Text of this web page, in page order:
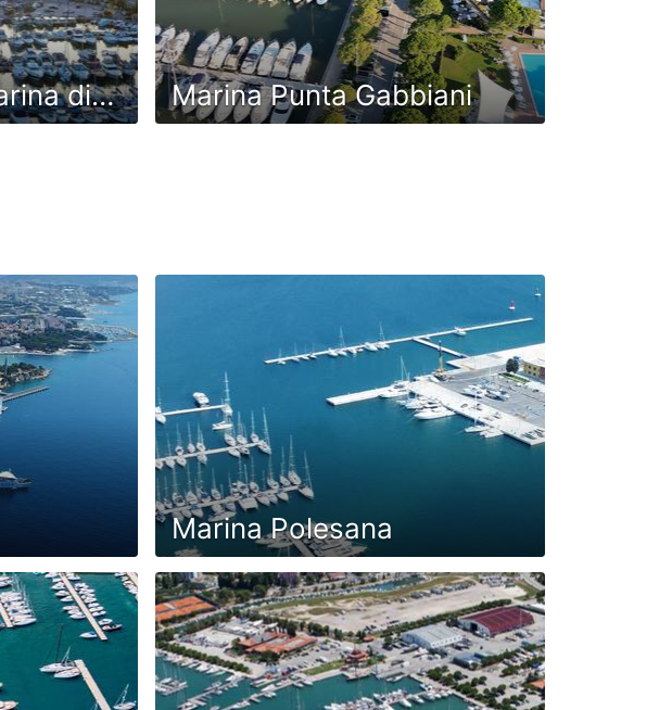
Porto Turistico Marina di Camerota Marina Punta Gabbiani
Marina Polesana